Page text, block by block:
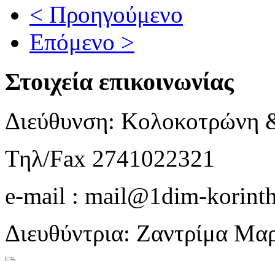
< Προηγούμενο
Επόμενο >
Στοιχεία επικοινωνίας
Διεύθυνση: Κολοκοτρώνη
Τηλ/Fax 2741022321
e-mail : mail@1dim-
Διευθύντρια: Ζαντρίμα